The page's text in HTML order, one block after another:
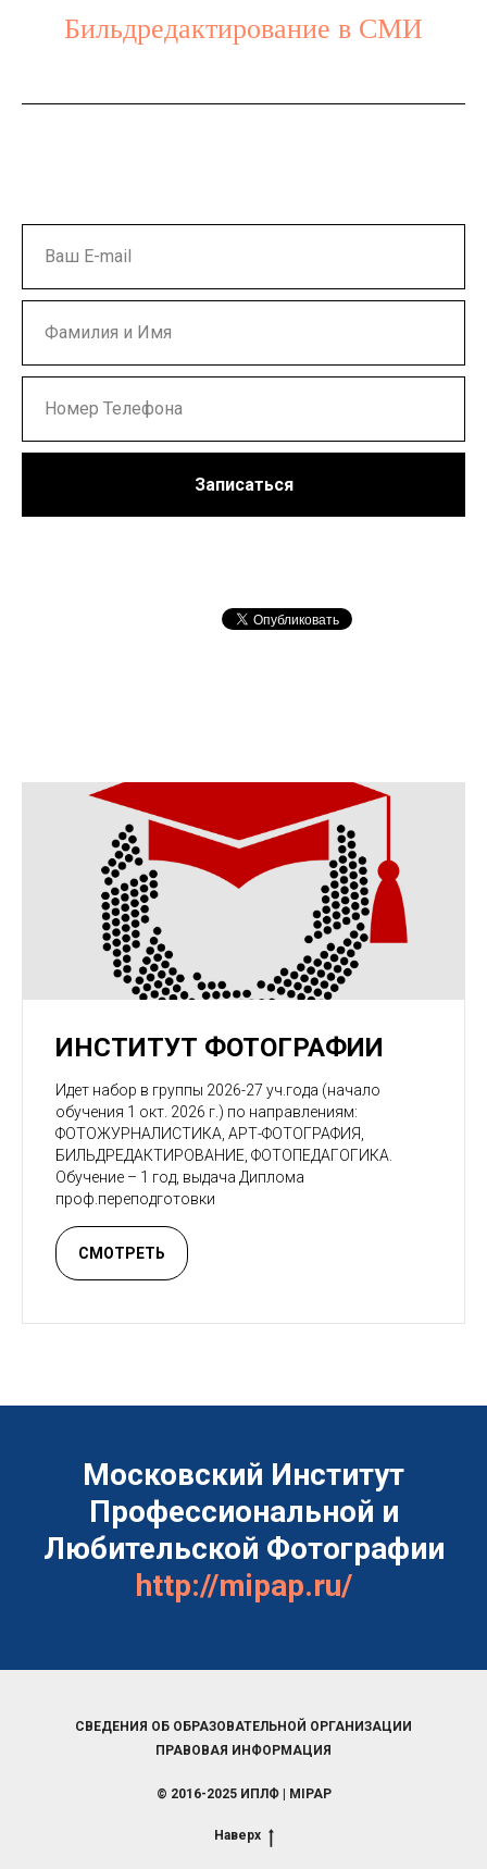
Бильдредактирование в СМИ
Записаться
ИНСТИТУТ ФОТОГРАФИИ
Идет набор в группы 2026-27 уч.года (начало
обучения 1 окт. 2026 г.) по направлениям:
ФОТОЖУРНАЛИСТИКА, АРТ-ФОТОГРАФИЯ,
БИЛЬДРЕДАКТИРОВАНИЕ, ФОТОПЕДАГОГИКА.
Обучение – 1 год, выдача Диплома
проф.переподготовки
СМОТРЕТЬ
Московский Институт
Профессиональной и
Любительской Фотографии
http://mipap.ru/
СВЕДЕНИЯ ОБ ОБРАЗОВАТЕЛЬНОЙ ОРГАНИЗАЦИИ
ПРАВОВАЯ ИНФОРМАЦИЯ
© 2016-2025 ИПЛФ | MIPAP
Наверх